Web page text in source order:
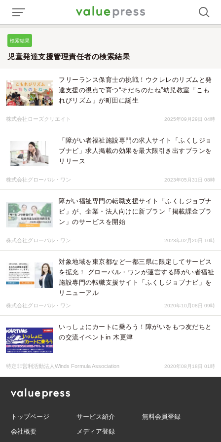
検索結果
児童発達支援管理責任者の検索結果
フリーランス保育士の挑戦！ウクレレのリズムと発
達支援の視点で育つ“そだちのたね”幼児教室「こも
れびリズム」が町田に誕生
株式会社ローズクリエイト 2025年09月29日 04時
「障がい者福祉施設専門の求人サイト「ふくしジョ
ブナビ」求人掲載の効果を最大限引き出すプランを
リリース
株式会社グローバル・ワン 2023年05月31日 08時
障がい福祉専門の転職支援サイト「ふくしジョブナ
ビ」が、企業・法人向けに新プラン「掲載課金プラ
ン」のサービスを開始
株式会社グローバル・ワン 2023年02月20日 10時
対象地域を東京都など一都三県に限定してサービス
を拡充！ グローバル・ワンが運営する障がい者福祉
施設専門の転職支援サイト「ふくしジョブナビ」を
リニューアル
株式会社グローバル・ワン 2020年10月08日 09時
いっしょにカートに乗ろう！障がいをもつ友だちと
の交流イベントin 木更津
特定非営利活動法人Winds Formula Association 2020年08月18日 01時
トップページ サービス紹介
無料会員登録
会社概要
メディア登録